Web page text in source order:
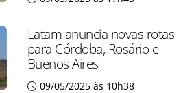
Latam anuncia novas rotas
para Córdoba, Rosário e
Buenos Aires
09/05/2025 às 10h38